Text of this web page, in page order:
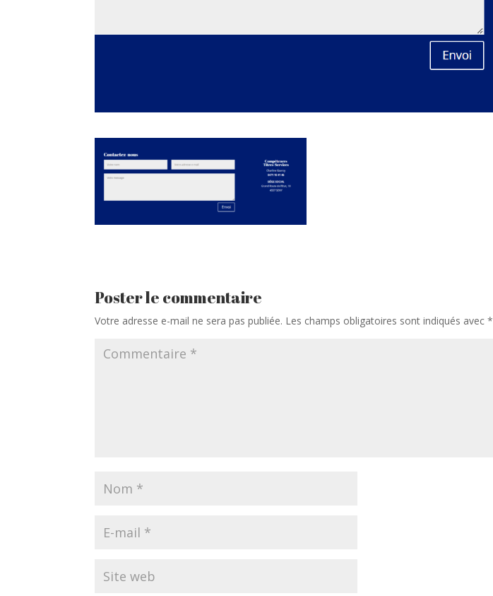
Poster le commentaire
Votre adresse e-mail ne sera pas publiée. Les champs obligatoires sont indiqués avec*